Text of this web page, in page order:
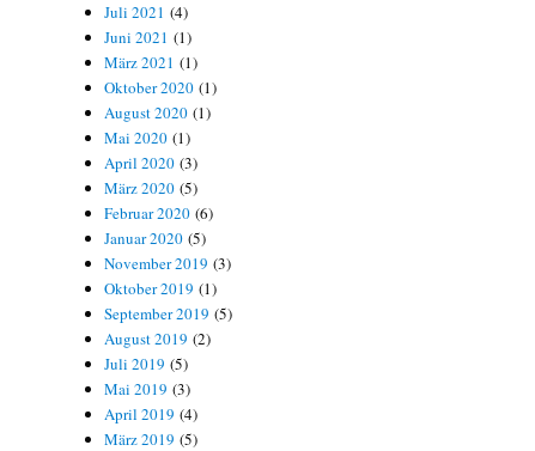
Juli 2021 (4)
Juni 2021 (1)
März 2021 (1)
Oktober 2020 (1)
August 2020 (1)
Mai 2020 (1)
April 2020 (3)
März 2020 (5)
Februar 2020 (6)
Januar 2020 (5)
November 2019 (3)
Oktober 2019 (1)
September 2019 (5)
August 2019 (2)
Juli 2019 (5)
Mai 2019 (3)
April 2019 (4)
März 2019 (5)